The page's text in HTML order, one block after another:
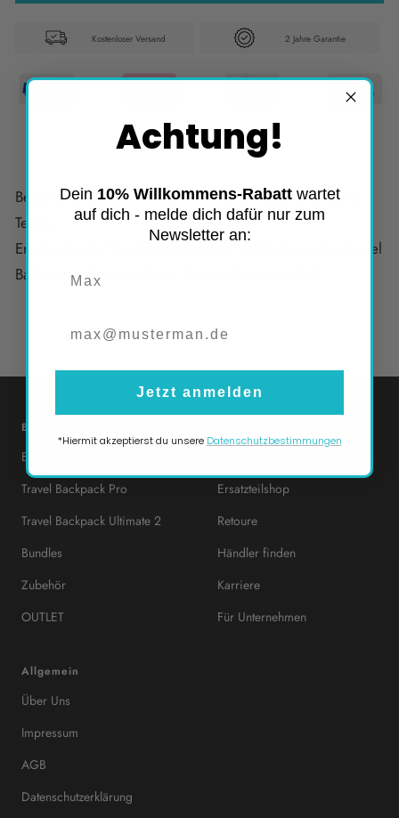
Kostenloser Versand 2 Jahre Garantie
Bestellung von "1" enthält 1 Schnalle bestehend aus 2
Teilen.
Ersatzschnalle für die Schultergurt-Verbindung des Travel
Backpack Ultimate (ehem. Reiserucksack apollo).
Bestseller
Backpack Pro 2
Travel Backpack Pro
Travel Backpack Ultimate 2
Bundles
Zubehör
OUTLET
Ersatzteilshop
Retoure
Händler finden
Karriere
Für Unternehmen
Allgemein
Über Uns
Impressum
AGB
Datenschutzerklärung
Achtung!
Dein 10% Willkommens-Rabattwartet
auf dich - melde dich dafür nur zum
Newsletter an:
Jetzt anmelden
*Hiermit akzeptierst du unsere Datenschutzbestimmungen